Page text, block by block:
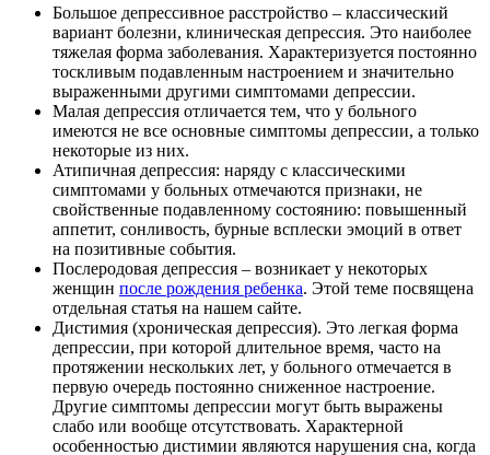
Большое депрессивное расстройство – классический
вариант болезни, клиническая депрессия. Это наиболее
тяжелая форма заболевания. Характеризуется постоянно
тоскливым подавленным настроением и значительно
выраженными другими симптомами депрессии.
Малая депрессия отличается тем, что у больного
имеются не все основные симптомы депрессии, а только
некоторые из них.
Атипичная депрессия: наряду с классическими
симптомами у больных отмечаются признаки, не
свойственные подавленному состоянию: повышенный
аппетит, сонливость, бурные всплески эмоций в ответ
на позитивные события.
Послеродовая депрессия – возникает у некоторых
женщин после рождения ребенка. Этой теме посвящена
отдельная статья на нашем сайте.
Дистимия (хроническая депрессия). Это легкая форма
депрессии, при которой длительное время, часто на
протяжении нескольких лет, у больного отмечается в
первую очередь постоянно сниженное настроение.
Другие симптомы депрессии могут быть выражены
слабо или вообще отсутствовать. Характерной
особенностью дистимии являются нарушения сна, когда